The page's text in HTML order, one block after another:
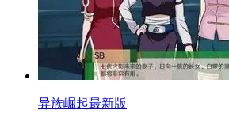
异族崛起最新版